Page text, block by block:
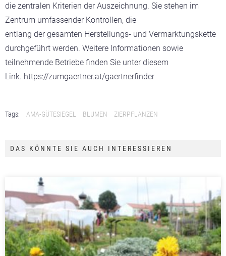
die zentralen Kriterien der Auszeichnung. Sie stehen im
Zentrum umfassender Kontrollen, die
entlang der gesamten Herstellungs- und Vermarktungskette
durchgeführt werden. Weitere Informationen sowie
teilnehmende Betriebe finden Sie unter diesem
Link. https://zumgaertner.at/gaertnerfinder
Tags: AMA-GÜTESIEGEL BLUMEN ZIERPFLANZEN
DAS KÖNNTE SIE AUCH INTERESSIEREN